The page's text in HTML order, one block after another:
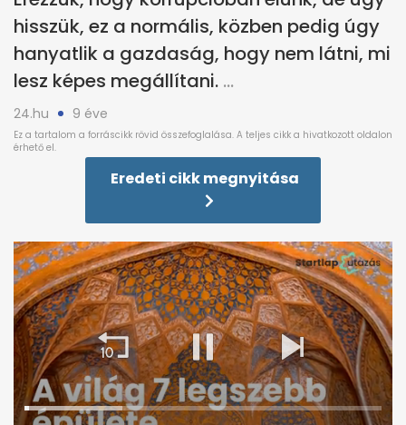
hisszük, ez a normális, közben pedig úgy
hanyatlik a gazdaság, hogy nem látni, mi
lesz képes megállítani.
24.hu 9 éve
Eredeti cikk megnyitása